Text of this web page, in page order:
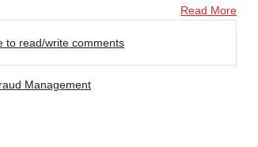
Read More
to read/write comments
Management